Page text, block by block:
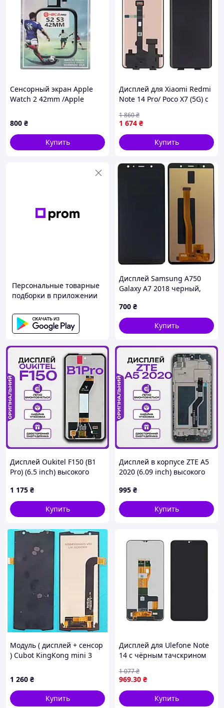
Сенсорный экран Apple
Watch 2 42mm /Apple
OCA-пленкой, оригинал
G+OCA PRo
800 ₴
Купить
Дисплей для Xiaomi Redmi
Note 14 Pro/ Poco X7 (5G) с
1 674 ₴
1 860₴
Купить
Персональные товарные
подборки в приложении
Дисплей Samsung A750
Galaxy A7 2018 черный,
700 ₴
Купить
Дисплей Oukitel F150 (B1
Pro) (6.5 inch) высокого
на Оукител Ф150 (Б1 Про)
1 175 ₴
Купить
Дисплей в корпусе ZTE A5
2020 (6.09 inch) высокого
на ЗТЕ А5 2020
995 ₴
Купить
Модуль ( дисплей + сенсор
) Cubot KingKong mini 3
1 260 ₴
Купить
Дисплей для Ulefone Note
14 с чёрным тачскрином
969.30 ₴
1 077₴
Купить